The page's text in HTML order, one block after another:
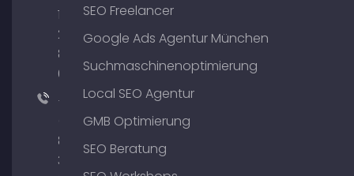
176
204
801
64
+49
89
380
SEO Freelancer
Google Ads Agentur München
Suchmaschinenoptimierung
Local SEO Agentur
GMB Optimierung
SEO Beratung